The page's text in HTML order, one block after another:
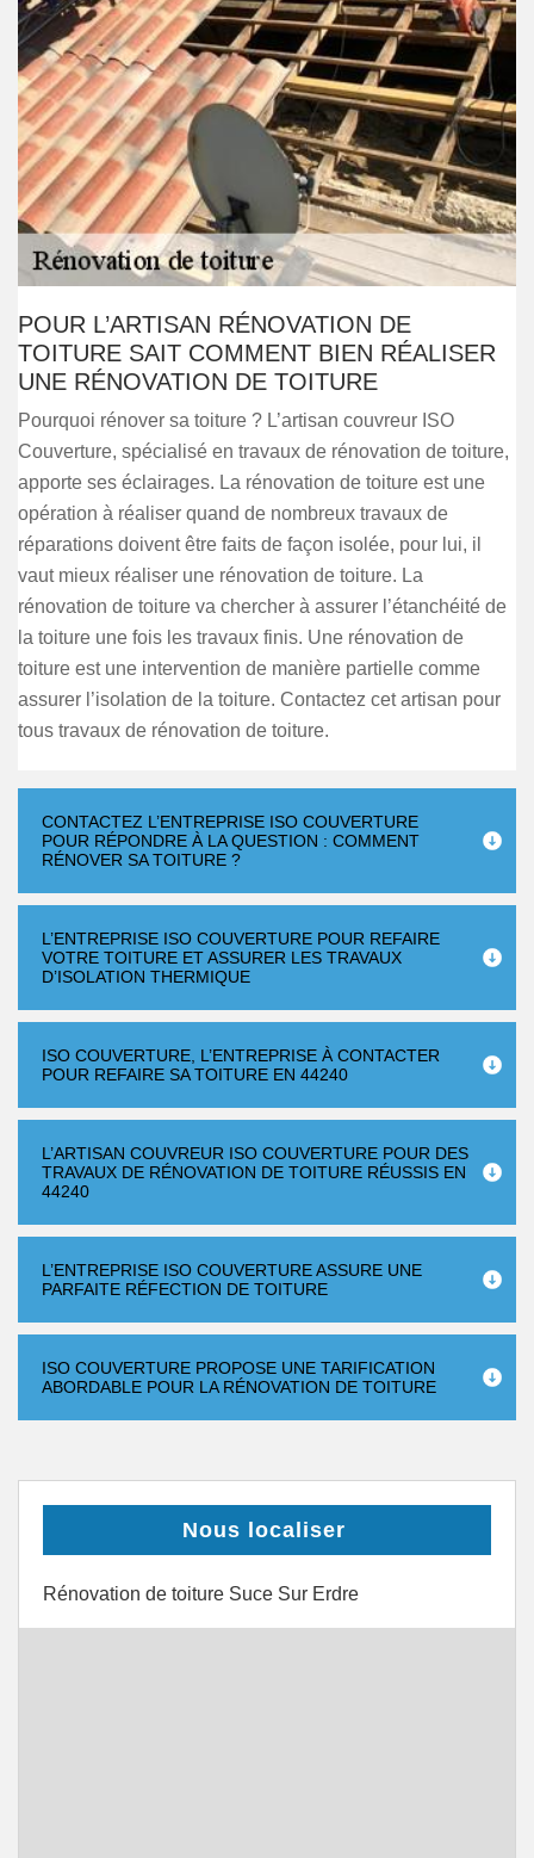
POUR L’ARTISAN RÉNOVATION DE
TOITURE SAIT COMMENT BIEN RÉALISER
UNE RÉNOVATION DE TOITURE
Pourquoi rénover sa toiture ? L’artisan couvreur ISO
Couverture, spécialisé en travaux de rénovation de toiture,
apporte ses éclairages. La rénovation de toiture est une
opération à réaliser quand de nombreux travaux de
réparations doivent être faits de façon isolée, pour lui, il
vaut mieux réaliser une rénovation de toiture. La
rénovation de toiture va chercher à assurer l’étanchéité de
la toiture une fois les travaux finis. Une rénovation de
toiture est une intervention de manière partielle comme
assurer l’isolation de la toiture. Contactez cet artisan pour
tous travaux de rénovation de toiture.
CONTACTEZ L’ENTREPRISE ISO COUVERTURE
POUR RÉPONDRE À LA QUESTION : COMMENT
RÉNOVER SA TOITURE ?
L’ENTREPRISE ISO COUVERTURE POUR REFAIRE
VOTRE TOITURE ET ASSURER LES TRAVAUX
D’ISOLATION THERMIQUE
ISO COUVERTURE, L’ENTREPRISE À CONTACTER
POUR REFAIRE SA TOITURE EN 44240
L’ARTISAN COUVREUR ISO COUVERTURE POUR DES
TRAVAUX DE RÉNOVATION DE TOITURE RÉUSSIS EN
44240
L’ENTREPRISE ISO COUVERTURE ASSURE UNE
PARFAITE RÉFECTION DE TOITURE
ISO COUVERTURE PROPOSE UNE TARIFICATION
ABORDABLE POUR LA RÉNOVATION DE TOITURE
Nous localiser
Rénovation de toiture Suce Sur Erdre